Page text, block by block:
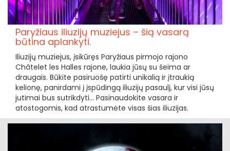
Paryžiaus iliuzijų muziejus – šią vasarą
būtina aplankyti.
Iliuzijų muziejus, įsikūręs Paryžiaus pirmojo rajono
Châtelet les Halles rajone, laukia jūsų su šeima ar
draugais. Būkite pasiruošę patirti unikalią ir įtraukią
kelionę, panirdami į įspūdingą iliuzijų pasaulį, kur visi jūsų
jutimai bus sutrikdyti... Pasinaudokite vasara ir
atostogomis, kad atrastumėte visas šias iliuzijas.